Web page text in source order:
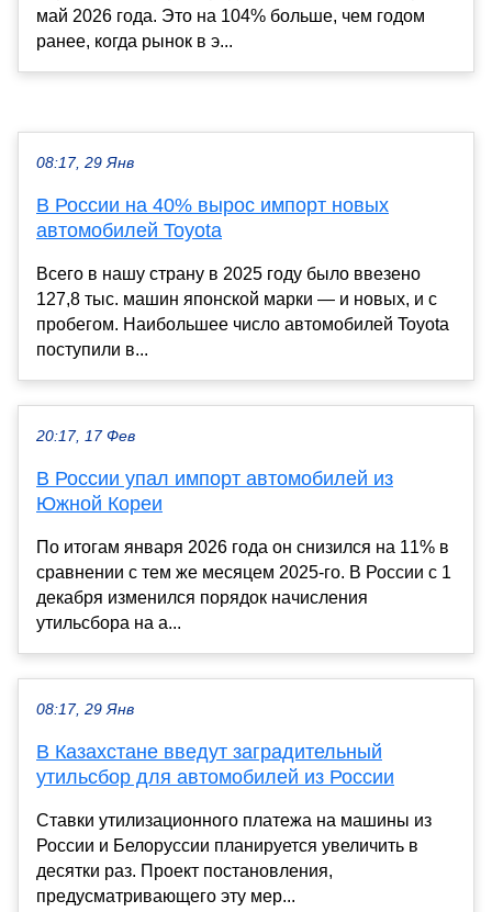
май 2026 года. Это на 104% больше, чем годом
ранее, когда рынок в э...
08:17, 29 Янв
В России на 40% вырос импорт новых
автомобилей Toyota
Всего в нашу страну в 2025 году было ввезено
127,8 тыс. машин японской марки — и новых, и с
пробегом. Наибольшее число автомобилей Toyota
поступили в...
20:17, 17 Фев
В России упал импорт автомобилей из
Южной Кореи
По итогам января 2026 года он снизился на 11% в
сравнении с тем же месяцем 2025-го. В России с 1
декабря изменился порядок начисления
утильсбора на а...
08:17, 29 Янв
В Казахстане введут заградительный
утильсбор для автомобилей из России
Ставки утилизационного платежа на машины из
России и Белоруссии планируется увеличить в
десятки раз. Проект постановления,
предусматривающего эту мер...